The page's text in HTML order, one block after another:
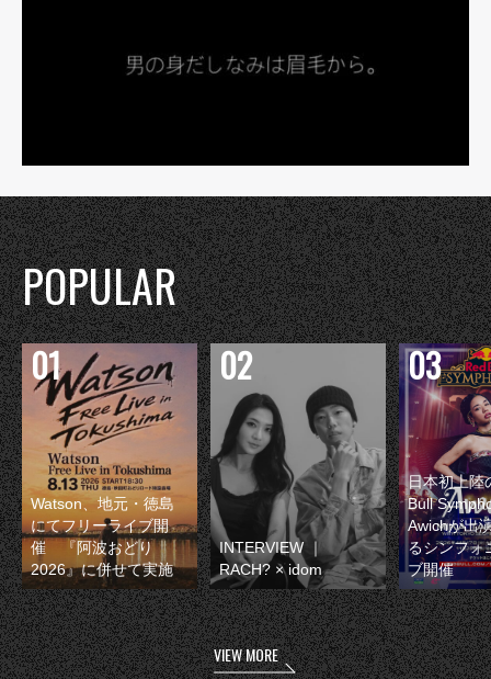
POPULAR
Watson、地元・徳島
にてフリーライブ開
催 『阿波おどり
2026』に併せて実施
INTERVIEW ｜
RACH? × idom
日本初上陸
Bull
Awichが出
るシンフォ
ブ開催
VIEW MORE